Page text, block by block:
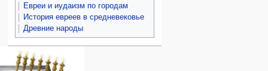
Евреи и иудаизм по городам
История евреев в средневековье
Древние народы
Навигация
персональные инструменты
войти
категории
Израиль:Страна и